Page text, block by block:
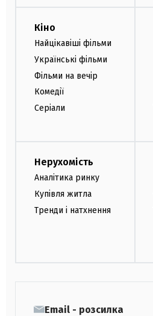
Кіно
Найцікавіші фільми
Українські фільми
Фільми на вечір
Комедії
Серіали
Нерухомість
Аналітика ринку
Купівля житла
Тренди і натхнення
Email - розсилка